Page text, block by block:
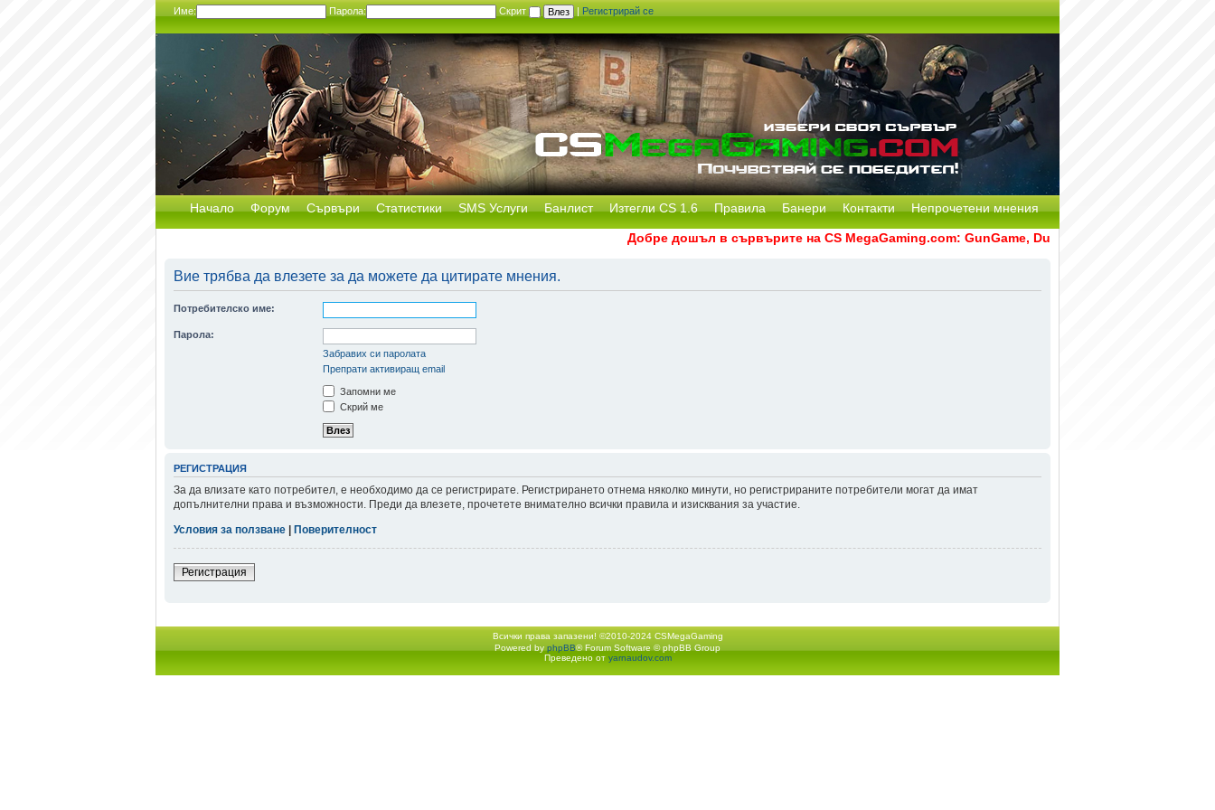
Име: Парола: Скрит | Регистрирай се
Начало Форум Сървъри Статистики SMS Услуги Банлист Изтегли CS 1.6 Правила Банери Контакти Непрочетени мнения
Добре дошъл в сървърите на CS MegaGaming.com: GunGame, Dust2, CS:GO Remake [Multi-
Вие трябва да влезете за да можете да цитирате мнения.
Потребителско име:
Парола:
Забравих си паролата
Препрати активиращ email
Запомни ме
Скрий ме
РЕГИСТРАЦИЯ
За да влизате като потребител, е необходимо да се регистрирате. Регистрирането отнема няколко минути, но регистрираните потребители могат да имат
допълнителни права и възможности. Преди да влезете, прочетете внимателно всички правила и изисквания за участие.
Условия за ползване | Поверителност
Регистрация
Всички права запазени! ©2010-2024 CSMegaGaming
Начало форум Екип•Изтрий всички бисквитки• Часовете са според зоната UTC + 2 часа [DST]
Powered by phpBB® Forum Software © phpBB Group
Преведено от yarnaudov.com